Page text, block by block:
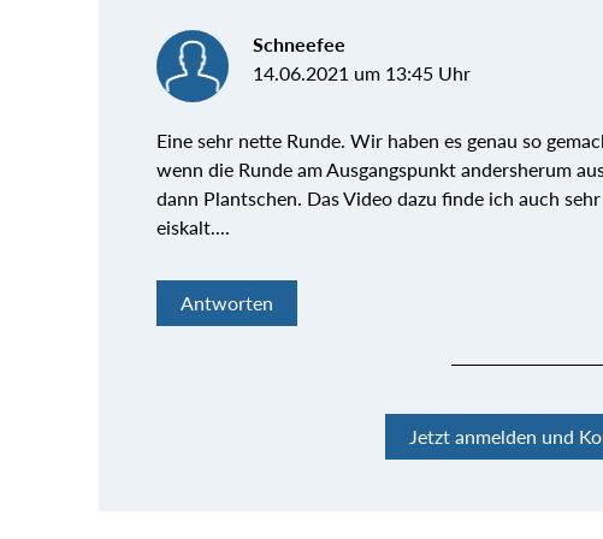
Schneefee
14.06.2021 um 13:45 Uhr
Eine sehr nette Runde. Wir haben es genau so
wenn die Runde am Ausgangspunkt andersherum
dann Plantschen. Das Video dazu finde ich auch
eiskalt....
Antworten
Jetzt anmelden und